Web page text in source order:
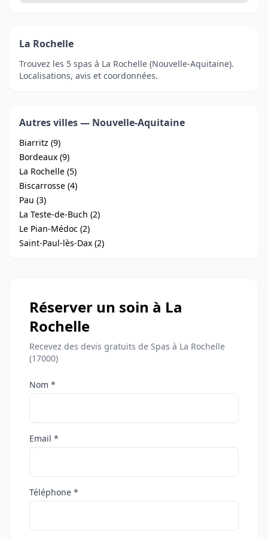
La Rochelle
Trouvez les 5 spas à La Rochelle (Nouvelle-Aquitaine).
Localisations, avis et coordonnées.
Autres villes — Nouvelle-Aquitaine
Biarritz (9)
Bordeaux (9)
La Rochelle (5)
Biscarrosse (4)
Pau (3)
La Teste-de-Buch (2)
Le Pian-Médoc (2)
Saint-Paul-lès-Dax (2)
Réserver un soin à La
Rochelle
Recevez des devis gratuits de Spas à La Rochelle
(17000)
Nom *
Email *
Téléphone *